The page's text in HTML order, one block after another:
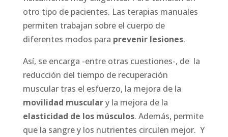
otro tipo de pacientes. Las terapias manuales
permiten trabajan sobre el cuerpo de
diferentes modos para prevenir lesiones.
Así, se encarga -entre otras cuestiones-, de la
reducción del tiempo de recuperación
muscular tras el esfuerzo, la mejora de la
movilidad musculary la mejora de la
elasticidad de los músculos. Además, permite
que la sangre y los nutrientes circulen mejor. Y